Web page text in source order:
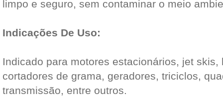
limpo e seguro, sem contaminar o meio
Indicações De Uso:
Indicado para motores estacionários, jet
cortadores de grama, geradores, triciclos,
transmissão, entre outros.